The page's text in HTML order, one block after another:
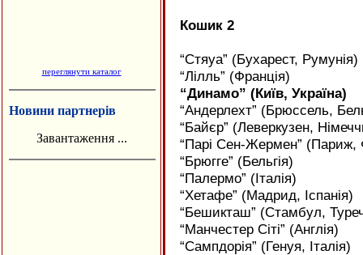
переглянути каталог
Новини партнерів
Завантаження ...
Кошик 2
“Стяуа” (Бухарест, Румунія)
“Лілль” (Франція)
“Динамо” (Київ, Україна)
“Андерлехт” (Брюссель,
“Байєр” (Леверкузен,
“Парі Сен-Жермен” (Париж,
“Брюгге” (Бельгія)
“Палермо” (Італія)
“Хетафе” (Мадрид, Іспанія)
“Бешикташ” (Стамбул,
“Манчестер Сіті” (Англія)
“Сампдорія” (Генуя, Італія)